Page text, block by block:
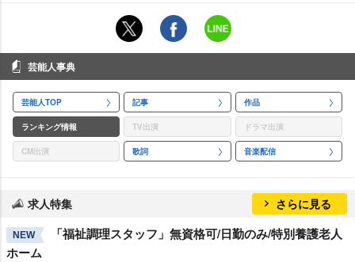
芸能人事典
芸能人TOP 記事 作品
ランキング情報 TV出演 ドラマ出演
CM出演 歌詞 音楽配信
求人特集 さらに見る
NEW
「福祉調理スタッフ」無資格可/日勤のみ/特別養護老人
ホーム